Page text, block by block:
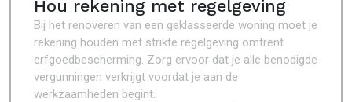
Hou rekening met regelgeving
Bij het renoveren van een geklasseerde woning moet je
rekening houden met strikte regelgeving omtrent
erfgoedbescherming. Zorg ervoor dat je alle benodigde
vergunningen verkrijgt voordat je aan de
werkzaamheden begint.